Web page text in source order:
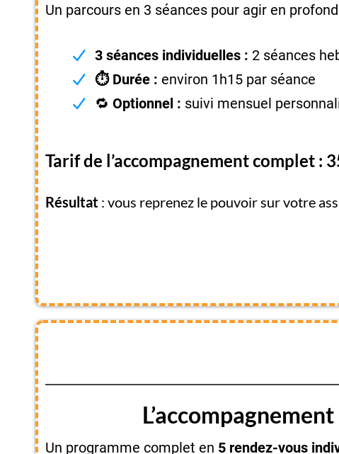
Un parcours en 3 séances pour agir en
3 séances individuelles : 2 séances
⏱️ Durée : environ 1h15 par séance
🔁 Optionnel : suivi mensuel
Tarif de l’accompagnement complet :
Résultat : vous reprenez le pouvoir sur votre
Un programme complet en 5 rendez-vous